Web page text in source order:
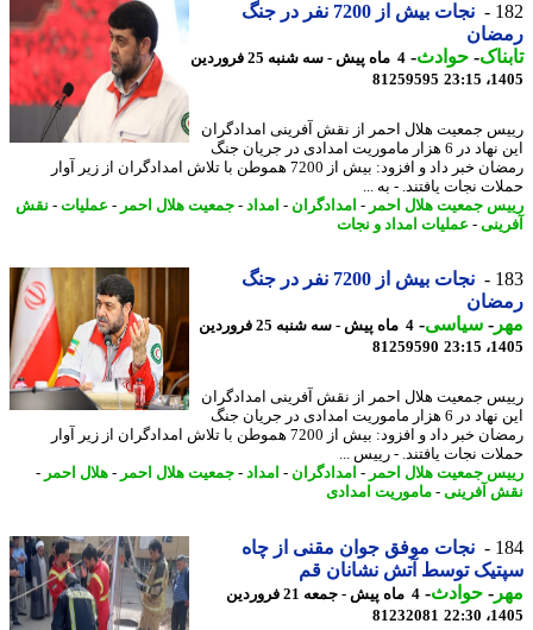
نجات بیش از 7200 نفر در جنگ
-حوادث -
4 ماه پیش - سه شنبه 25 فروردین
81259595
جمعیت هلال احمر از نقش آفرینی امدادگران
این نهاد در 6 هزار ماموریت امدادی در جریان جنگ
رمضان خبر داد و افزود: بیش از 7200 هموطن با تلاش امدادگران از زیر آوار
نجات یافتند. - به ...
جمعیت هلال احمر -امدادگران- امداد -جمعیت هلال احمر -عملیات-نقش
-عملیات امداد و نجات
نجات بیش از 7200 نفر در جنگ
-سیاسی-
4 ماه پیش - سه شنبه 25 فروردین
81259590
جمعیت هلال احمر از نقش آفرینی امدادگران
این نهاد در 6 هزار ماموریت امدادی در جریان جنگ
رمضان خبر داد و افزود: بیش از 7200 هموطن با تلاش امدادگران از زیر آوار
نجات یافتند. - رییس ...
جمعیت هلال احمر -امدادگران- امداد -جمعیت هلال احمر -هلال احمر -
آفرینی-ماموریت امدادی
نجات موفق جوان مقنی از چاه
توسط آتش نشانان قم
-حوادث -
4 ماه پیش - جمعه 21 فروردین
81232081